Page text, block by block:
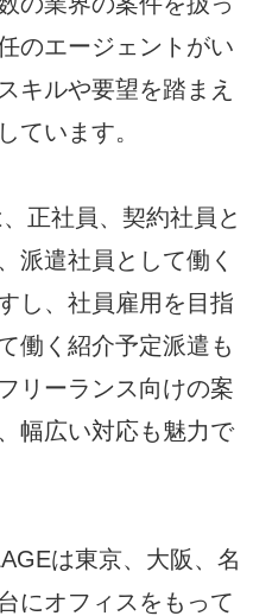
のエージェントがい
キルや要望を踏まえ
ています。
正社員、契約社員と
派遣社員として働く
し、社員雇用を目指
働く紹介予定派遣も
リーランス向けの案
幅広い対応も魅力で
は東京、大阪、名
にオフィスをもって